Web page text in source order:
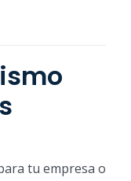
tu empresa o